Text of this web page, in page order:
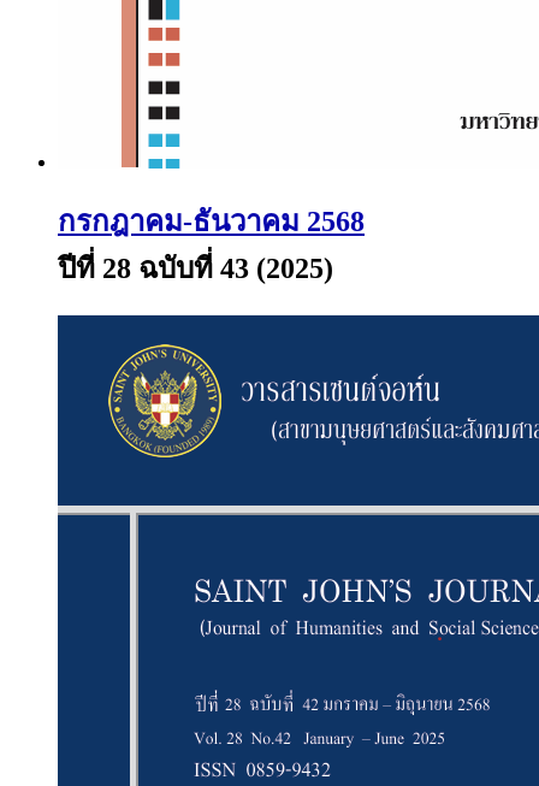
กรกฎาคม-ธันวาคม 2568
ปีที่ 28 ฉบับที่ 43 (2025)